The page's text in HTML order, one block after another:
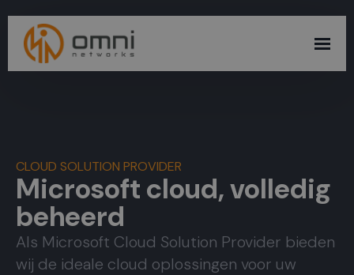
Skip
main
content
CLOUD SOLUTION PROVIDER
Microsoft cloud, volledig
beheerd
Als Microsoft Cloud Solution Provider bieden
wij de ideale cloud oplossingen voor uw